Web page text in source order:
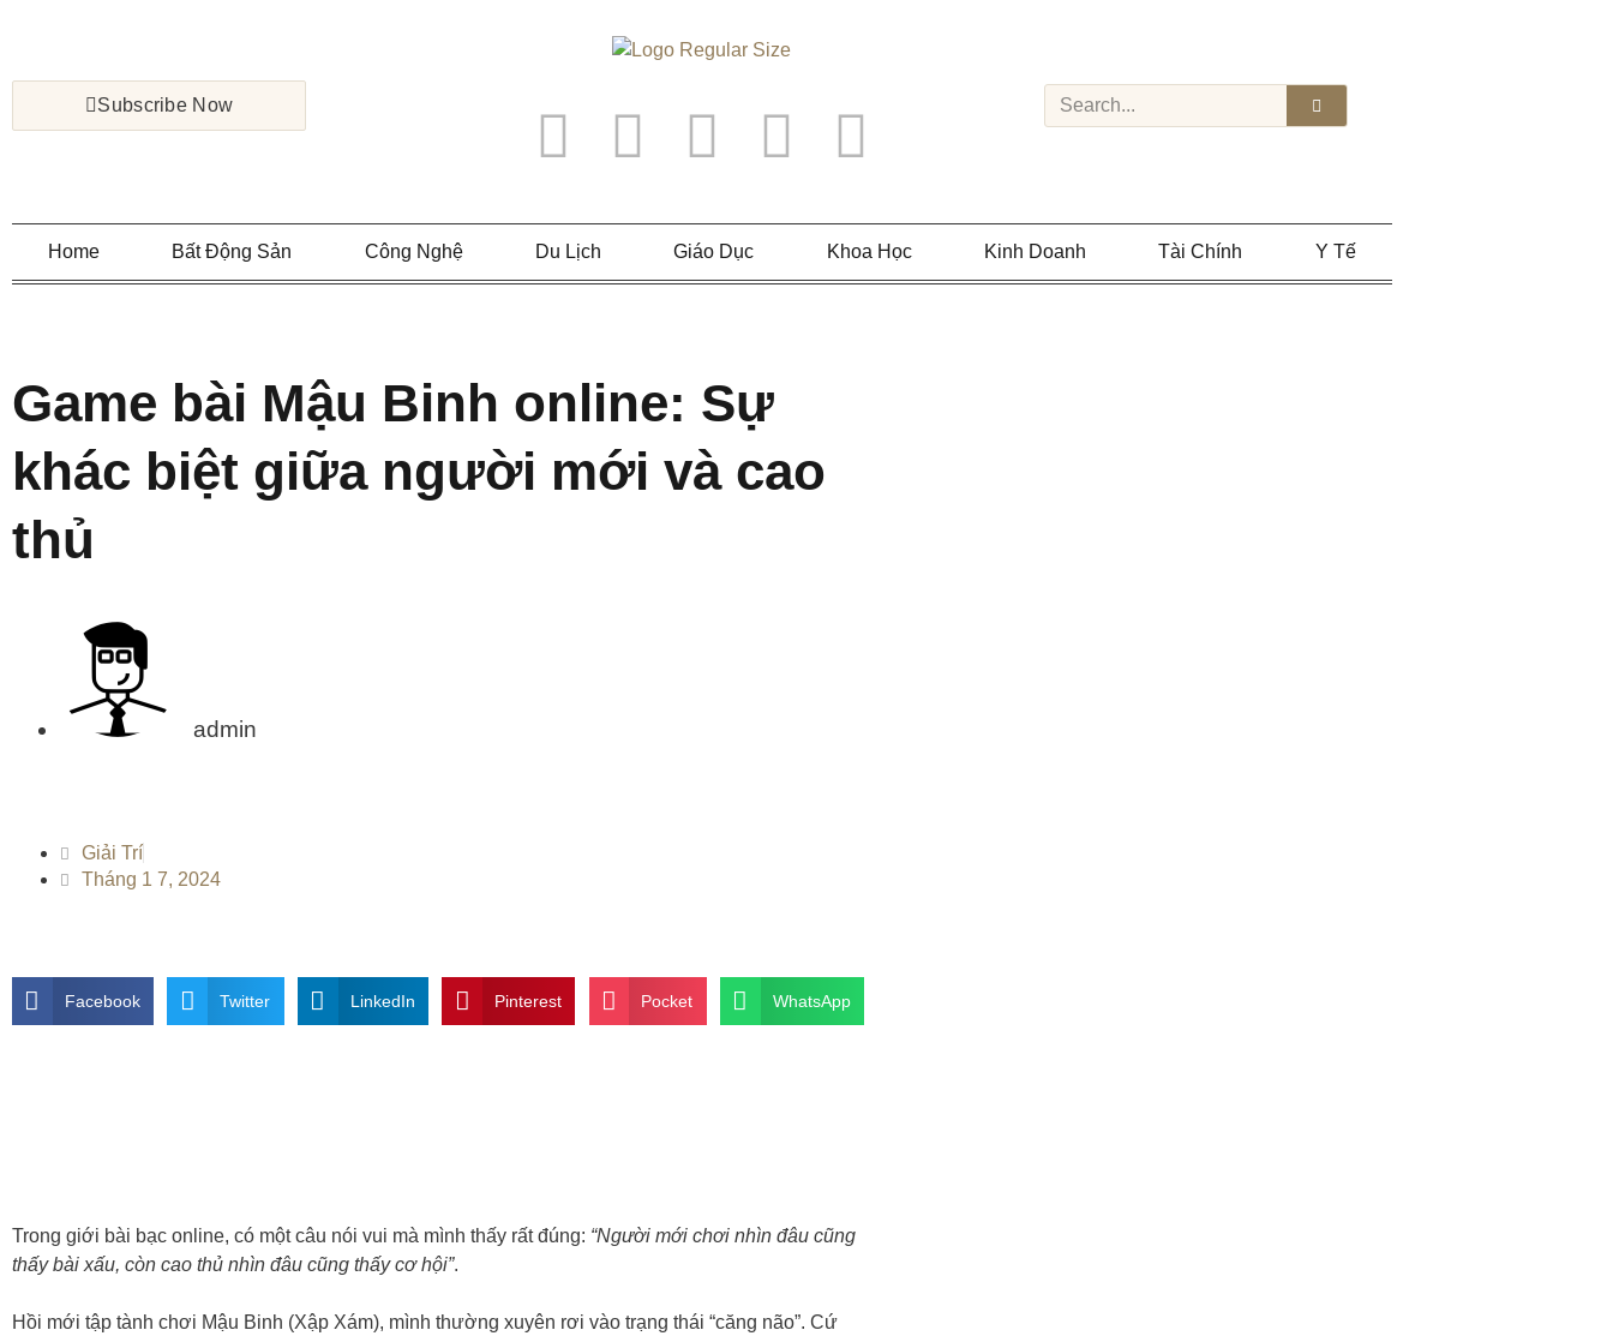
Subscribe Now
Home Bất Động Sản Công Nghệ Du Lịch Giáo Dục Khoa Học Kinh Doanh Tài Chính Y Tế
Game bài Mậu Binh online: Sự
khác biệt giữa người mới và cao
thủ
admin
Giải Trí
Tháng 1 7, 2024
Facebook Twitter LinkedIn Pinterest Pocket WhatsApp
Trong giới bài bạc online, có một câu nói vui mà mình thấy rất đúng: “Người mới chơi nhìn đâu cũng
thấy bài xấu, còn cao thủ nhìn đâu cũng thấy cơ hội”.
Hồi mới tập tành chơi Mậu Binh (Xập Xám), mình thường xuyên rơi vào trạng thái “căng não”. Cứ